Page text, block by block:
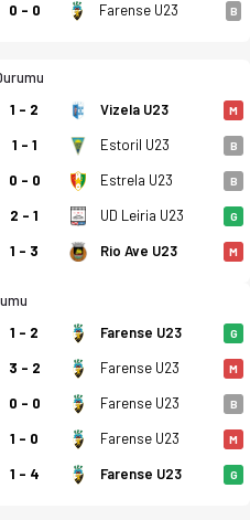
U23 1-2 bitti. Gol anları,
0 - 0 Farense U23 B
1 - 2 Vizela U23 M
1 - 1 Estoril U23 B
0 - 0 Estrela U23 B
2 - 1 UD Leiria U23 G
1 - 3 Rio Ave U23 M
1 - 2 Farense U23 G
3 - 2 Farense U23 M
0 - 0 Farense U23 B
1 - 0 Farense U23 M
1 - 4 Farense U23 G